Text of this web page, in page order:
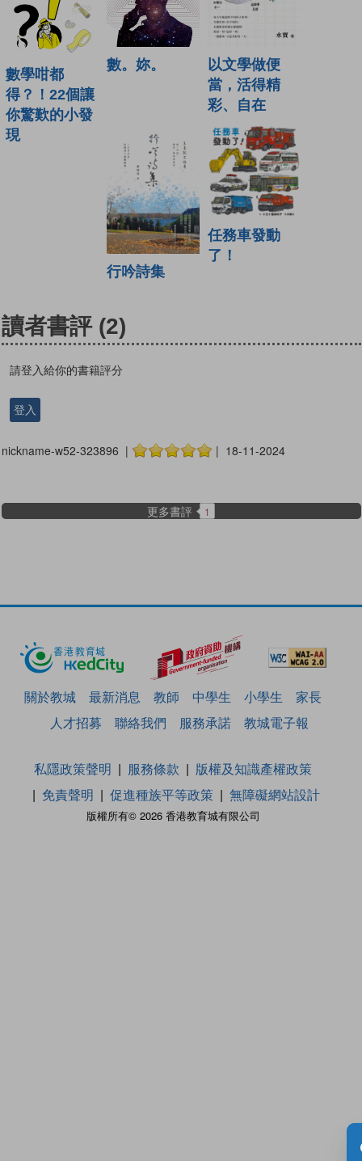
數學咁都
得？！22個讓
你驚歎的小發
現
數。妳。
以文學做便
當，活得精
彩、自在
行吟詩集
任務車發動
了！
讀者書評 (2)
請登入給你的書籍評分
登入
nickname-w52-323896 | | 18-11-2024
更多書評 1
關於教城 最新消息 教師 中學生 小學生
家長
人才招募
聯絡我們 服務承諾 教城電子報
版權所有© 2026 香港教育城有限公司
私隱政策聲明 服務條款
版權及知識產權政策
免責聲明
促進種族平等政策 無障礙網站設計